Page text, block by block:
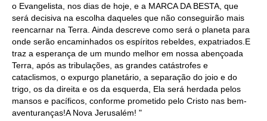
o Evangelista, nos dias de hoje, e a MARCA DA BESTA, que
será decisiva na escolha daqueles que não conseguirão mais
reencarnar na Terra. Ainda descreve como será o planeta para
onde serão encaminhados os espíritos rebeldes, expatriados.E
traz a esperança de um mundo melhor em nossa abençoada
Terra, após as tribulações, as grandes catástrofes e
cataclismos, o expurgo planetário, a separação do joio e do
trigo, os da direita e os da esquerda, Ela será herdada pelos
mansos e pacíficos, conforme prometido pelo Cristo nas bem-
aventuranças!A Nova Jerusalém! "